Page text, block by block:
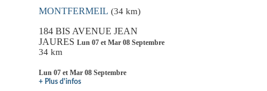
MONTFERMEIL (34 km)
184 BIS AVENUE JEAN
JAURES Lun 07 et Mar 08 Septembre
34 km
Lun 07 et Mar 08 Septembre
+ Plus d'infos